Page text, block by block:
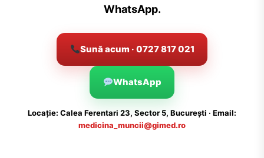
WhatsApp.
Sună acum · 0727 817 021
WhatsApp
Locație: Calea Ferentari 23, Sector 5, București · Email:
medicina_muncii@gimed.ro